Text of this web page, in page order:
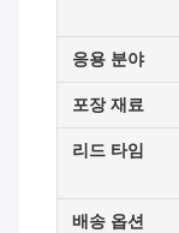
응용 분야
포장 재료
리드 타임
배송 옵션